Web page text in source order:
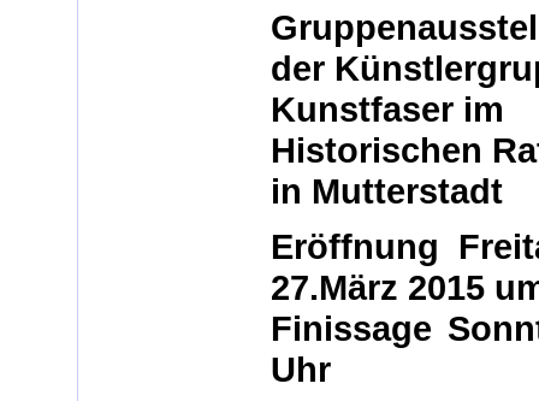
der
Kunstfaser im
Historischen
in Mutterstadt
Eröffnung
27.März 2015
Finissage
Uhr